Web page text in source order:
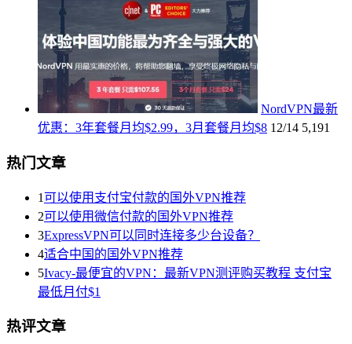
NordVPN最新
优惠：3年套餐月均$2.99，3月套餐月均$8 12/14 5,191
热门文章
1可以使用支付宝付款的国外VPN推荐
2可以使用微信付款的国外VPN推荐
3ExpressVPN可以同时连接多少台设备？
4适合中国的国外VPN推荐
5Ivacy-最便宜的VPN：最新VPN测评购买教程 支付宝
最低月付$1
热评文章